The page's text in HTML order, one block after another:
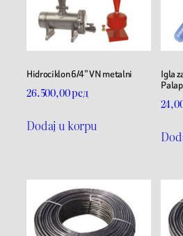
Hidrociklon 6/4” VN metalni
26.500,00рсд
Dodaj u korpu
Igla